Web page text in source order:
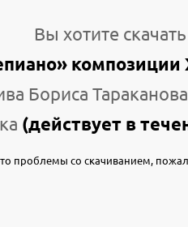
Вы хотите
Бориса
(действует в
то проблемы со скачиванием,